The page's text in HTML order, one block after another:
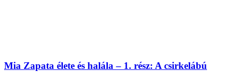
Mia Zapata élete és halála – 1. rész: A csirkelábú